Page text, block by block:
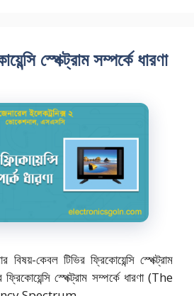
স্পেক্ট্রাম সম্পর্কে ধারণা
কেবল টিভির ফ্রিকোয়েন্সি স্পেক্ট্রাম
স্পেক্ট্রাম সম্পর্কে ধারণা (The